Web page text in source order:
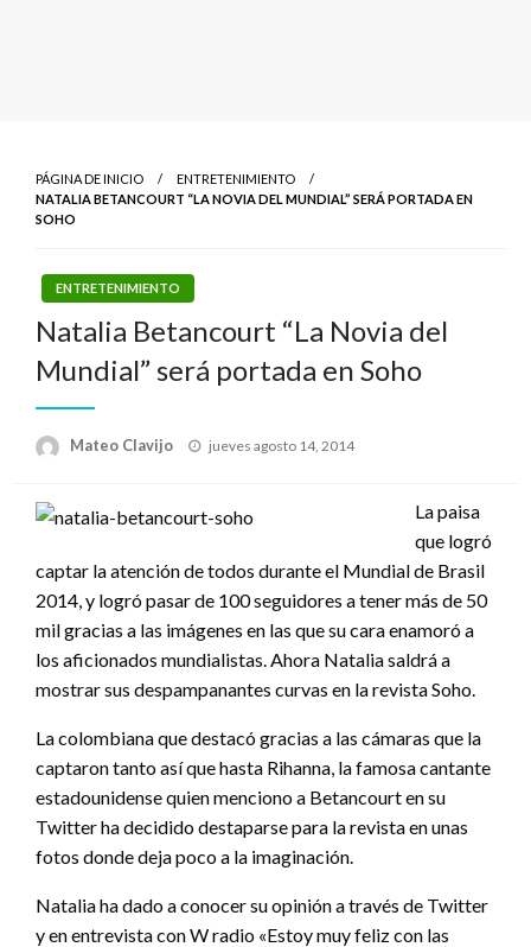
PÁGINA DE INICIO
ENTRETENIMIENTO
NATALIA BETANCOURT “LA NOVIA DEL MUNDIAL” SERÁ PORTADA EN
SOHO
ENTRETENIMIENTO
Natalia Betancourt “La Novia del
Mundial” será portada en Soho
Mateo Clavijo
Publicado
jueves agosto 14, 2014
La paisa
que logró
captar la atención de todos durante el Mundial de Brasil
2014, y logró pasar de 100 seguidores a tener más de 50
mil gracias a las imágenes en las que su cara enamoró a
los aficionados mundialistas. Ahora Natalia saldrá a
mostrar sus despampanantes curvas en la revista Soho.
La colombiana que destacó gracias a las cámaras que la
captaron tanto así que hasta Rihanna, la famosa cantante
estadounidense quien menciono a Betancourt en su
Twitter ha decidido destaparse para la revista en unas
fotos donde deja poco a la imaginación.
Natalia ha dado a conocer su opinión a través de Twitter
y en entrevista con W radio «Estoy muy feliz con las